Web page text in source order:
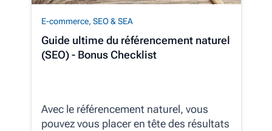
E-commerce, SEO & SEA
Guide ultime du référencement naturel
(SEO) - Bonus Checklist
Avec le référencement naturel, vous
pouvez vous placer en tête des résultats